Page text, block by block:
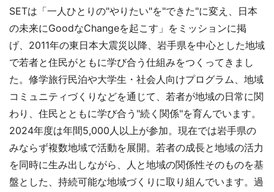
SETは「一人ひとりの"やりたい"を"できた"に変え、日本
の未来にGoodなChangeを起こす」をミッションに掲
げ、2011年の東日本大震災以降、岩手県を中心とした地域
で若者と住民がともに学び合う仕組みをつくってきまし
た。修学旅行民泊や大学生・社会人向けプログラム、地域
コミュニティづくりなどを通じて、若者が地域の日常に関
わり、住民とともに学び合う"続く関係"を育んでいます。
2024年度は年間5,000人以上が参加。現在では岩手県の
みならず複数地域で活動を展開。若者の成長と地域の活力
を同時に生み出しながら、人と地域の関係性そのものを基
盤とした、持続可能な地域づくりに取り組んでいます。過